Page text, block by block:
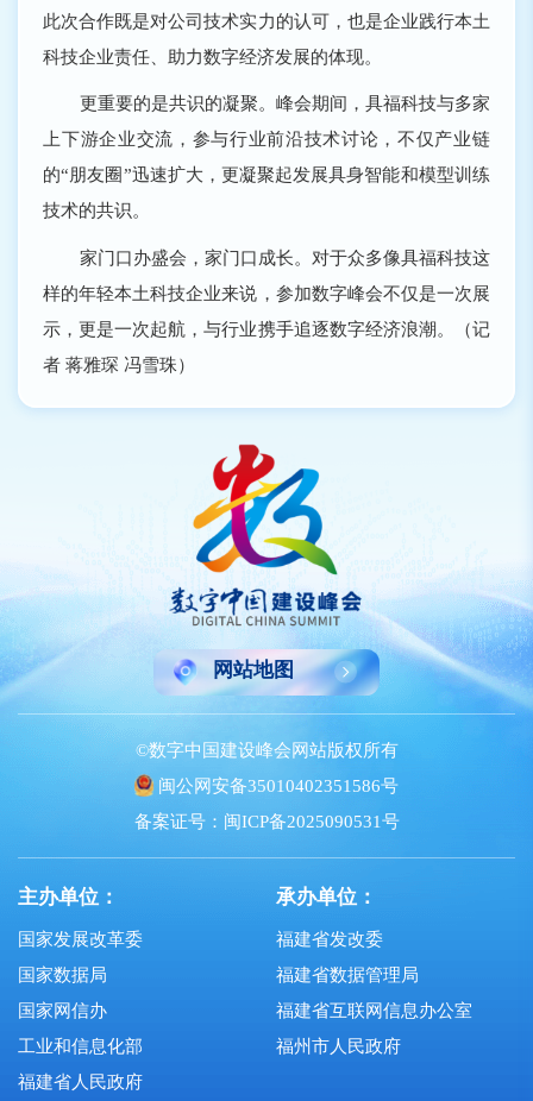
此次合作既是对公司技术实力的认可，也是企业践行本土
科技企业责任、助力数字经济发展的体现。
更重要的是共识的凝聚。峰会期间，具福科技与多家
上下游企业交流，参与行业前沿技术讨论，不仅产业链
的“朋友圈”迅速扩大，更凝聚起发展具身智能和模型训练
技术的共识。
家门口办盛会，家门口成长。对于众多像具福科技这
样的年轻本土科技企业来说，参加数字峰会不仅是一次展
示，更是一次起航，与行业携手追逐数字经济浪潮。（记
者 蒋雅琛 冯雪珠）
网站地图
©数字中国建设峰会网站版权所有
闽公网安备35010402351586号
备案证号：闽ICP备2025090531号
主办单位：
国家发展改革委
国家数据局
国家网信办
工业和信息化部
福建省人民政府
承办单位：
福建省发改委
福建省数据管理局
福建省互联网信息办公室
福州市人民政府